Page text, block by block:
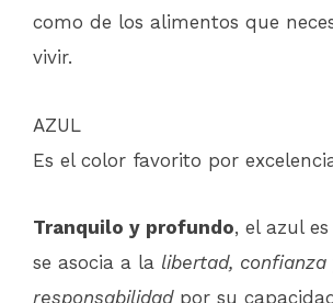
como de los alimentos que
vivir.
AZUL
Es el color favorito por
Tranquilo y profundo, el azul
se asocia a la libertad, confianza
responsabilidadpor su